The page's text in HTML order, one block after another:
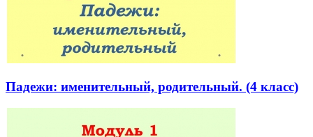
Падежи: именительный, родительный. (4 класс)